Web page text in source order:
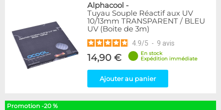
Alphacool -
Tuyau Souple Réactif aux UV
10/13mm TRANSPARENT / BLEU
UV (Boite de 3m)
4.9/5 - 9 avis
14,90 €
En stock
Expédition immédiate
Ajouter au panier
Promotion -20 %